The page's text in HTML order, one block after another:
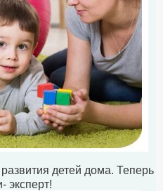
детей дома. Теперь
эксперт!